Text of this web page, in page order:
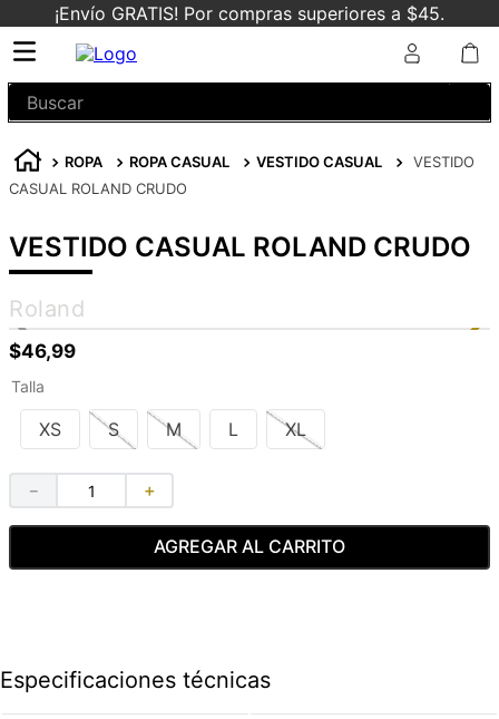
¡Envío GRATIS! Por compras superiores a $45.
Buscar
ROPA ROPA CASUAL VESTIDO CASUAL
VESTIDO
CASUAL ROLAND CRUDO
VESTIDO CASUAL ROLAND CRUDO
Roland
$46,99
Talla
XS S M L XL
＋
－
AGREGAR AL CARRITO
Especificaciones técnicas